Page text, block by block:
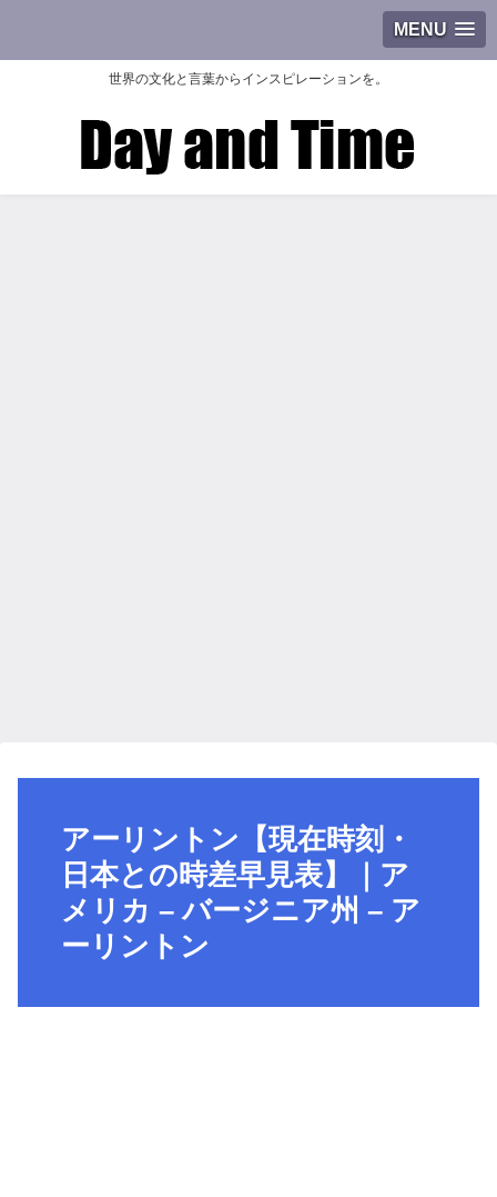
MENU
世界の文化と言葉からインスピレーションを。
アーリントン【現在時刻・
日本との時差早見表】｜ア
メリカ – バージニア州 – ア
ーリントン